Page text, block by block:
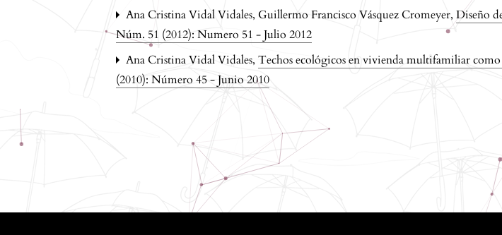
Ana Cristina Vidal Vidales, Guillermo Francisco Vásquez Cromeyer,Diseño
Núm. 51 (2012): Numero 51 - Julio 2012
Ana Cristina Vidal Vidales,Techos ecológicos en vivienda multifamiliar
(2010): Número 45 - Junio 2010